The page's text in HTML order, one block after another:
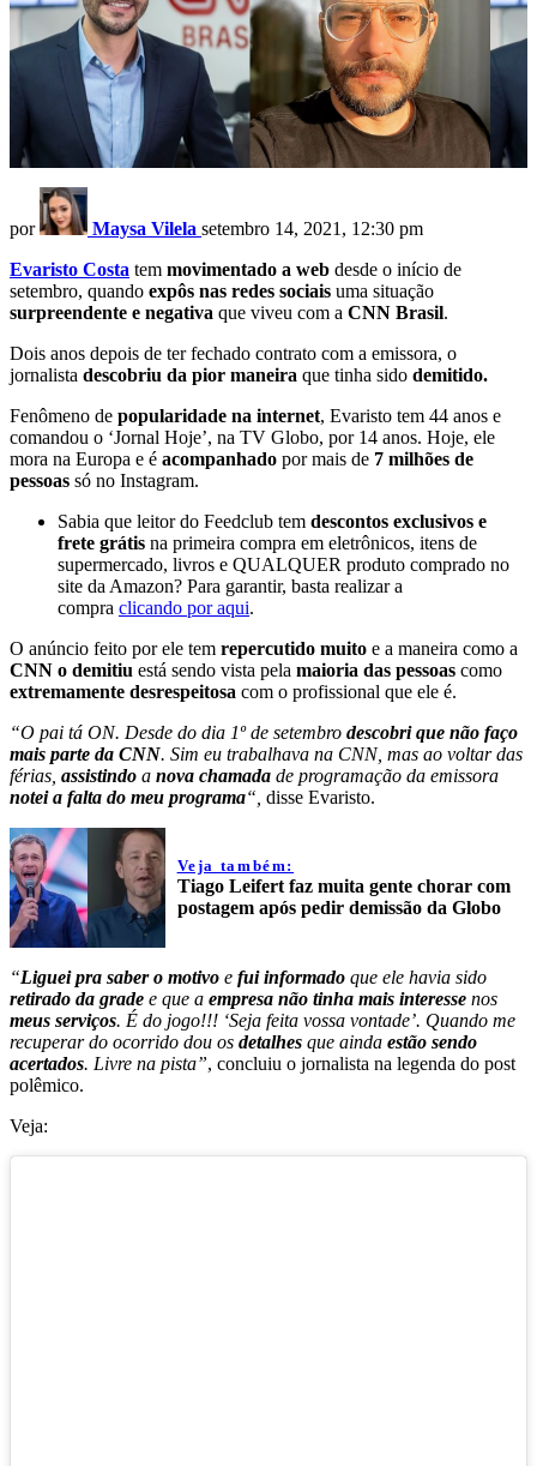
por Maysa Vilela setembro 14, 2021, 12:30 pm
Evaristo Costa tem movimentado a web desde o início de
setembro, quando expôs nas redes sociais uma situação
surpreendente e negativa que viveu com a CNN Brasil.
Dois anos depois de ter fechado contrato com a emissora, o
jornalista descobriu da pior maneira que tinha sido demitido.
Fenômeno de popularidade na internet, Evaristo tem 44 anos e
comandou o ‘Jornal Hoje’, na TV Globo, por 14 anos. Hoje, ele
mora na Europa e é acompanhado por mais de 7 milhões de
pessoas só no Instagram.
Sabia que leitor do Feedclub tem descontos exclusivos e
frete grátis na primeira compra em eletrônicos, itens de
supermercado, livros e QUALQUER produto comprado no
site da Amazon? Para garantir, basta realizar a
compra clicando por aqui.
O anúncio feito por ele tem repercutido muito e a maneira como a
CNN o demitiu está sendo vista pela maioria das pessoas como
extremamente desrespeitosa com o profissional que ele é.
“O pai tá ON. Desde do dia 1º de setembro descobri que não faço
mais parte da CNN. Sim eu trabalhava na CNN, mas ao voltar das
férias, assistindo a nova chamada de programação da emissora
notei a falta do meu programa“, disse Evaristo.
Veja também:
Tiago Leifert faz muita gente chorar com
postagem após pedir demissão da Globo
“Liguei pra saber o motivo e fui informado que ele havia sido
retirado da grade e que a empresa não tinha mais interesse nos
meus serviços. É do jogo!!! ‘Seja feita vossa vontade’. Quando me
recuperar do ocorrido dou os detalhes que ainda estão sendo
acertados. Livre na pista”, concluiu o jornalista na legenda do post
polêmico.
Veja: